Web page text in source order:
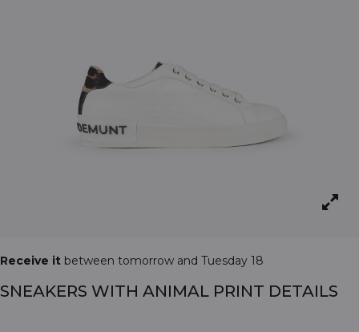
Receive it between tomorrow and Tuesday 18
SNEAKERS WITH ANIMAL PRINT DETAILS